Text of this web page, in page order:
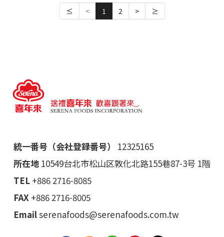
≤ < 1 2 > ≥
統一番号（会社登録番号）
12325165
所在地 10549台北市松山区敦化北路155巷87-3号 1階
TEL +886 2716-8085
FAX +886 2716-8005
Emailserenafoods@serenafoods.com.tw